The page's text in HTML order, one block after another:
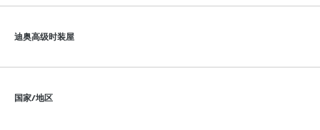
点击展开或折叠内容
迪奥高级时装屋
点击展开或折叠内容
国家/地区